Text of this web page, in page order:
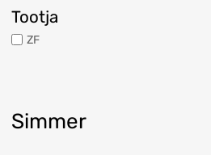
Simmer
Tootja
ZF